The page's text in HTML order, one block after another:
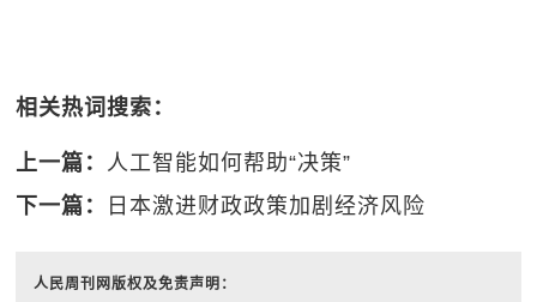
相关热词搜索：
上一篇： 人工智能如何帮助“决策”
下一篇：
日本激进财政政策加剧经济风险
人民周刊网版权及免责声明：